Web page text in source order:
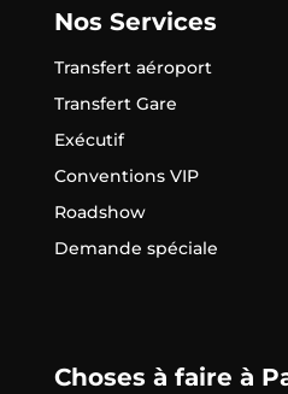
Nos Services
Transfert aéroport
Transfert Gare
Exécutif
Conventions VIP
Roadshow
Demande spéciale
Choses à faire à